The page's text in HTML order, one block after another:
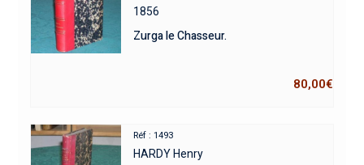
1856
Zurga le Chasseur.
80,00€
Réf : 1493
HARDY Henry